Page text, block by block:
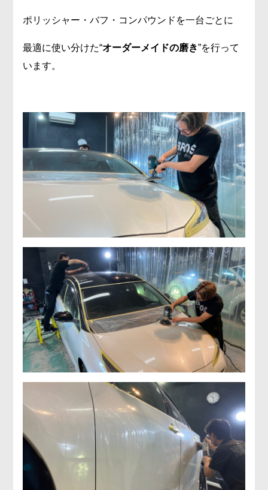
ポリッシャー・バフ・コンパウンドを一台ごとに
最適に使い分けた“オーダーメイドの磨き”を行って
います。